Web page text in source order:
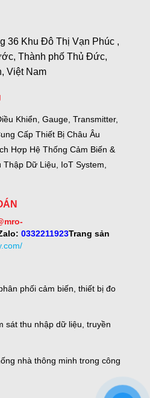
36 Khu Đô Thị Vạn Phúc ,
Thành phố Thủ Đức,
Việt Nam
Khiển, Gauge, Transmitter,
Cấp Thiết Bị Châu Âu
Hợp Hệ Thống Cảm Biến &
Dữ Liệu, IoT System,
0332211923Trang sản
phối cảm biến, thiết bị đo
sát thu nhập dữ liệu, truyền
nhà thông minh trong công